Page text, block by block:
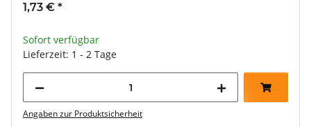
1,73 € *
Sofort verfügbar
Lieferzeit: 1 - 2 Tage
Angaben zur Produktsicherheit